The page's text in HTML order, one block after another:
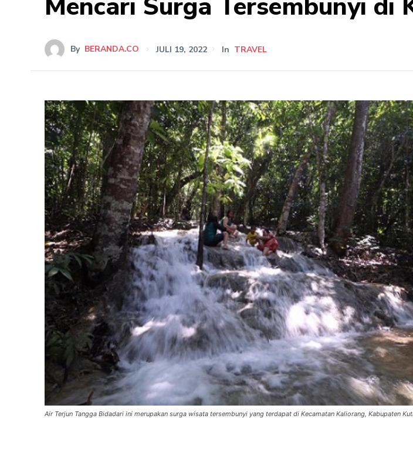
Mencari Surga Tersembunyi
By BERANDA.CO JULI 19, 2022 In TRAVEL
Air Terjun Tangga Bidadari ini merupakan surga wisata tersembunyi yang terdapat di Kecamatan Kaliorang, Kabupaten